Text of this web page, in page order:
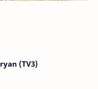
(TV3)